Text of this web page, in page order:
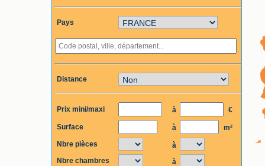
Pays
Distance
Prix mini/maxi à €
Surface à
m²
Nbre pièces
à
Nbre chambres
à